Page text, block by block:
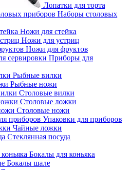
Лопатки для торта
Наборы столовых
Ножи для стейка
Ножи для устриц
Ножи для фруктов
Приборы для
Рыбные вилки
Рыбные ножи
Столовые вилки
Столовые ложки
Столовые ножи
Упаковки для приборов
Чайные ложки
Стеклянная посуда
Бокалы для коньяка
Бокалы шале